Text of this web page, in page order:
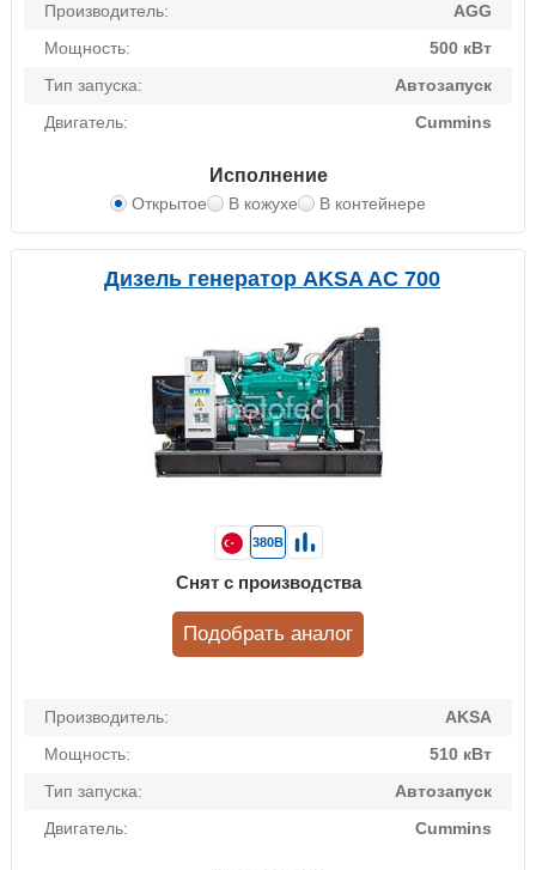
Производитель:
AGG
Мощность:
500 кВт
Тип запуска:
Автозапуск
Двигатель:
Cummins
Исполнение
Открытое В кожухе В контейнере
Дизель генератор AKSA AC 700
Производитель:
AKSA
Мощность:
510 кВт
Тип запуска:
Автозапуск
Двигатель:
Cummins
380В
Снят с производства
Подобрать аналог